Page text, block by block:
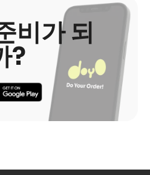
비가 되
?